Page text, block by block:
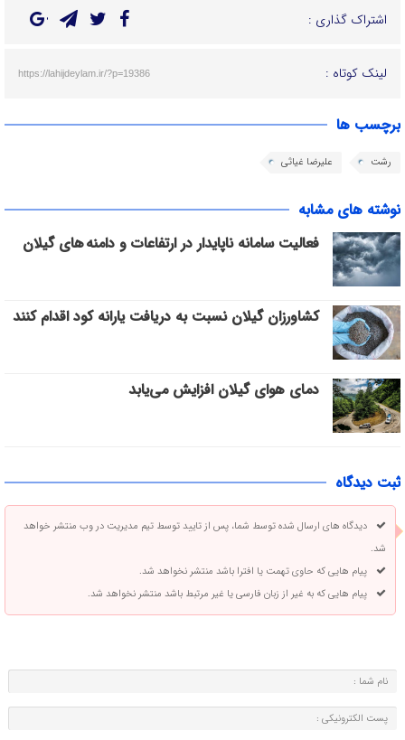
اشتراک گذاری :
لینک کوتاه : https://lahijdeylam.ir/?p=19386
برچسب ها
رشت علیرضا غیاثی
نوشته های مشابه
فعالیت سامانه ناپایدار در ارتفاعات و دامنه های گیلان
کشاورزان گیلان نسبت به دریافت یارانه کود اقدام کنند
دمای هوای گیلان افزایش می‌یابد
ثبت دیدگاه
دیدگاه های ارسال شده توسط شما، پس از تایید توسط تیم مدیریت در وب منتشر خواهد
شد.
پیام هایی که حاوی تهمت یا افترا باشد منتشر نخواهد شد.
پیام هایی که به غیر از زبان فارسی یا غیر مرتبط باشد منتشر نخواهد شد.